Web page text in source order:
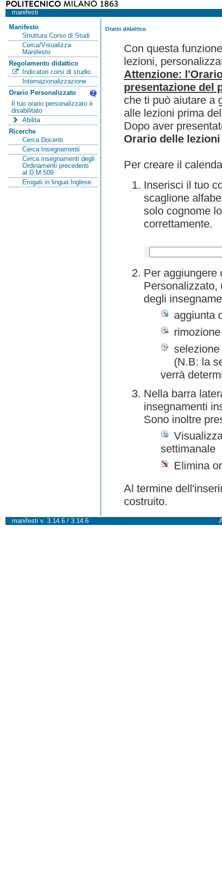
manifesti
Manifesto
Struttura Corso di Studi
Cerca/Visualizza
Manifesto
Regolamento didattico
Indicatori corsi di studio
Internazionalizzazione
Orario Personalizzato
Il tuo orario personalizzato è
disabilitato
Abilita
Ricerche
Cerca Docenti
Cerca Insegnamenti
Cerca insegnamenti degli
Ordinamenti precedenti
al D.M.509
Erogati in lingua Inglese
Orario didattico
Con questa
lezioni,
Attenzione:
presentazione del
che ti può aiutare a
alle lezioni prima
Dopo aver
Orario delle lezioni
Per creare il
Inserisci il tuo
scaglione
solo cognome
correttamente.
Per aggiungere
Personalizzato,
degli
aggiunta
(N.B: la
verrà
Nella barra
insegnamenti
Sono inoltre
settimanale
Elimina
Al termine
costruito.
manifesti v. 3.14.6 / 3.14.6